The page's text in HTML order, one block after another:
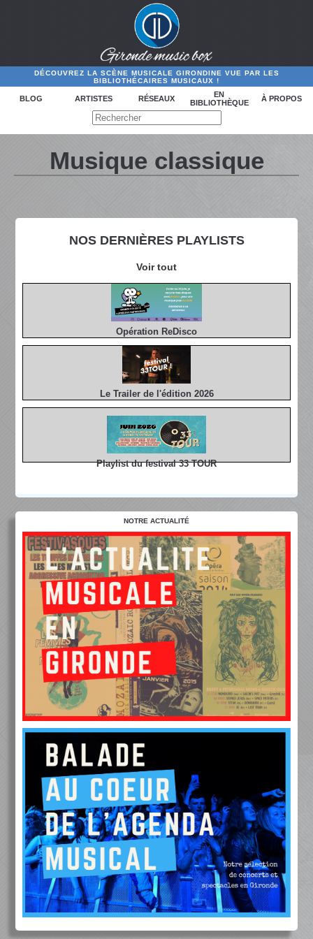
DÉCOUVREZ LA SCÈNE MUSICALE GIRONDINE VUE PAR LES
BIBLIOTHÉCAIRES MUSICAUX !
BLOG ARTISTES RÉSEAUX
EN
BIBLIOTHÈQUE
À PROPOS
NOS DERNIÈRES PLAYLISTS
Voir tout
Opération ReDisco
Le Trailer de l'édition 2026
Playlist du festival 33 TOUR
Musique classique
NOTRE ACTUALITÉ